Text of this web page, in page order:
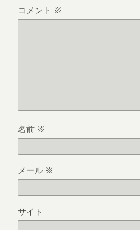
コメント ※
名前 ※
メール ※
サイト